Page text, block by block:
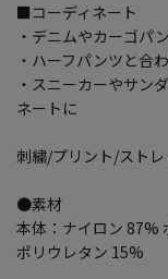
■コーディネート
・デニムやカーゴパ
・ハーフパンツと合
・スニーカーやサン
ネートに
刺繍/プリント/スト
●素材
本体：ナイロン 87%
ポリウレタン 15%